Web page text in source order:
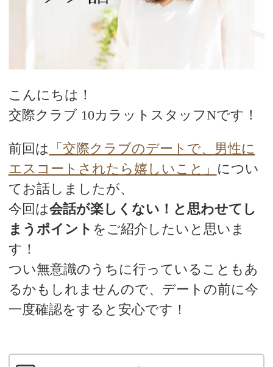
デートまでの流れ
アフィリエイトをご検討の皆様へ。
こんにちは！
交際クラブ 10カラットスタッフNです！
前回は
「交際クラブのデートで、男性に
エスコートされたら嬉しいこと」 につい
てお話しましたが、
今回は会話が楽しくない！と思わせてし
まうポイント をご紹介したいと思いま
す！
つい無意識のうちに行っていることもあ
るかもしれませんので、デートの前に今
一度確認をすると安心です！